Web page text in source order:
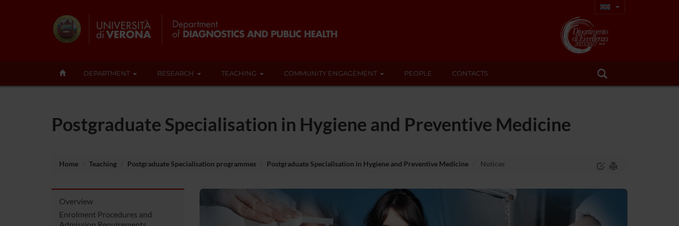
DEPARTMENT RESEARCH TEACHING COMMUNITY ENGAGEMENT PEOPLE CONTACTS
Postgraduate Specialisation in Hygiene and Preventive Medicine
Home Teaching Postgraduate Specialisation programmes Postgraduate Specialisation in Hygiene and Preventive Medicine Notices
Overview
Enrolment Procedures and